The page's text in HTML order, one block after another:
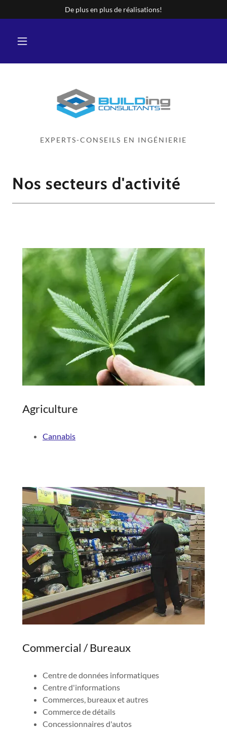
De plus en plus de réalisations!
EXPERTS-CONSEILS EN INGÉNIERIE
Nos secteurs d'activité
Agriculture
Cannabis
Commercial / Bureaux
Centre de données informatiques
Centre d'informations
Commerces, bureaux et autres
Commerce de détails
Concessionnaires d'autos